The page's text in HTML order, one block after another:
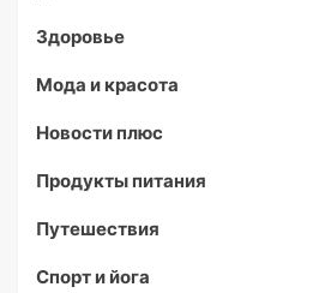
Здоровье
Мода и красота
Новости плюс
Продукты питания
Путешествия
Спорт и йога